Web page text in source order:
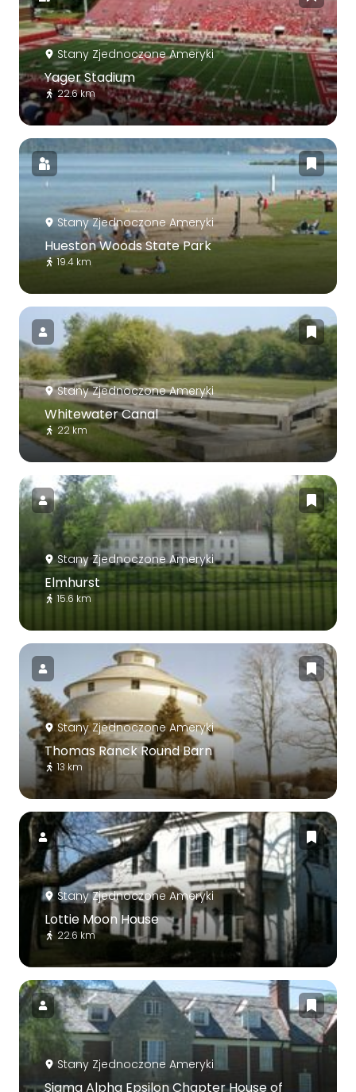
Stany Zjednoczone Ameryki
Yager Stadium
22.6 km
Stany Zjednoczone Ameryki
Hueston Woods State Park
19.4 km
Stany Zjednoczone Ameryki
Whitewater Canal
22 km
Stany Zjednoczone Ameryki
Elmhurst
15.6 km
Stany Zjednoczone Ameryki
Thomas Ranck Round Barn
13 km
Stany Zjednoczone Ameryki
Lottie Moon House
22.6 km
Stany Zjednoczone Ameryki
Sigma Alpha Epsilon Chapter House of